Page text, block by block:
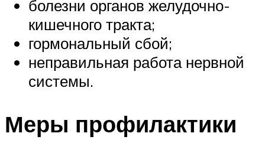
болезни органов желудочно-
кишечного тракта;
гормональный сбой;
неправильная работа нервной
системы.
Меры профилактики